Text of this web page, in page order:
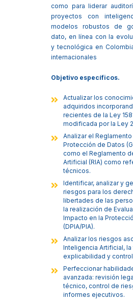
como para liderar
proyectos con
modelos robustos de
dato, en línea con la
y tecnológica en
internacionales
Objetivo específicos.
Actualizar los
adquiridos
recientes de la Ley
modificada por la Ley
Analizar el
Protección de Datos
como el Reglamento
Artificial (RIA) como
técnicos.
Identificar, analizar y
riesgos para los
libertades de las
la realización de
Impacto en la
(DPIA/PIA).
Analizar los riesgos
Inteligencia Artificial,
explicabilidad y
Perfeccionar
avanzada: revisión
técnico, control de
informes ejecutivos.